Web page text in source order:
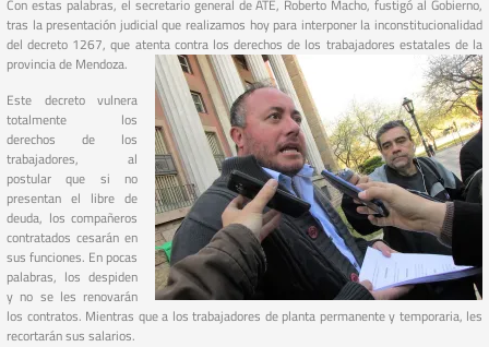
Con estas palabras, el secretario general de ATE, Roberto Macho, fustigó al Gobierno,
tras la presentación judicial que realizamos hoy para interponer la inconstitucionalidad
del decreto 1267, que atenta contra los derechos de los trabajadores estatales de la
provincia de Mendoza.
Este decreto vulnera
totalmente los
derechos de los
trabajadores, al
postular que si no
presentan el libre de
deuda, los compañeros
contratados cesarán en
sus funciones. En pocas
palabras, los despiden
y no se les renovarán
los contratos. Mientras que a los trabajadores de planta permanente y temporaria, les
recortarán sus salarios.